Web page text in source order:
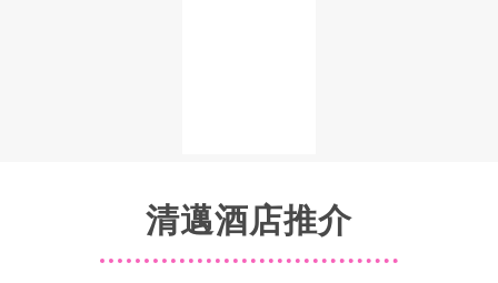
清邁酒店推介